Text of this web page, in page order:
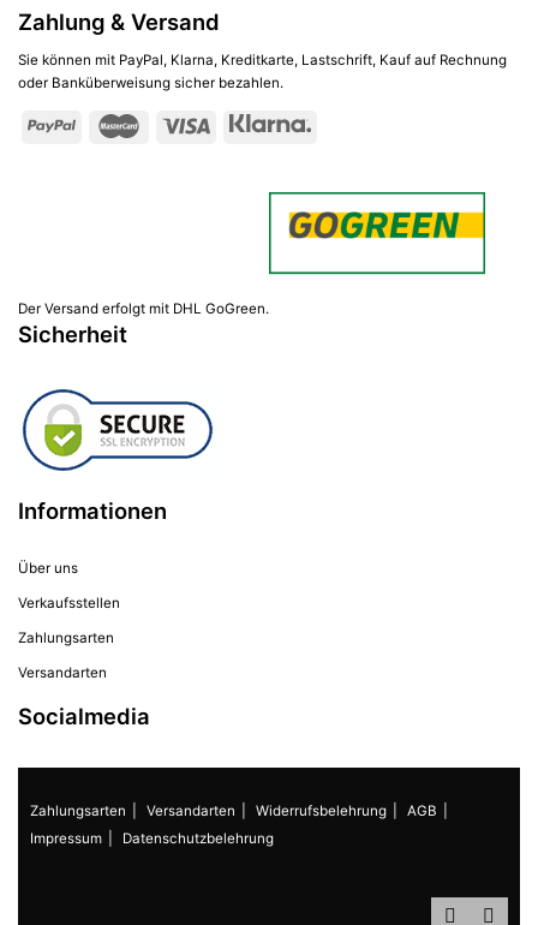
Zahlung & Versand
Sie können mit PayPal, Klarna, Kreditkarte, Lastschrift, Kauf auf Rechnung
oder Banküberweisung sicher bezahlen.
Der Versand erfolgt mit DHL GoGreen.
Sicherheit
Informationen
Über uns
Verkaufsstellen
Zahlungsarten
Versandarten
Socialmedia
Zahlungsarten Versandarten Widerrufsbelehrung
AGB
Impressum
Datenschutzbelehrung